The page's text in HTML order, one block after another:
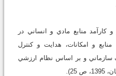
و کارآمد منابع مادي و انساني در
و امکانات، هدايت و کنترل
سازماني و بر اساس نظام ارزشي